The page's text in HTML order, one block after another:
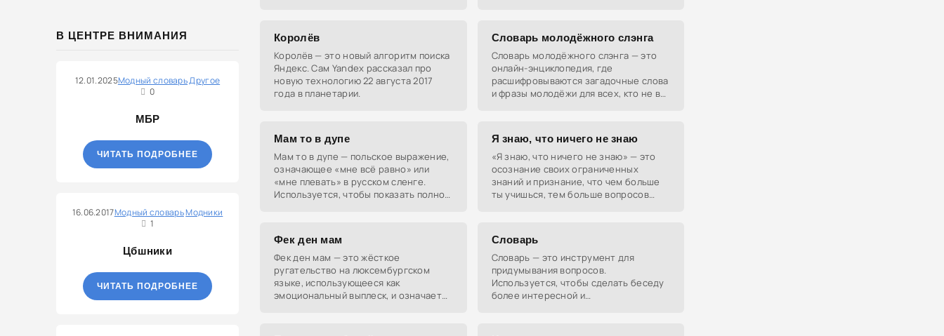
В ЦЕНТРЕ ВНИМАНИЯ
12.01.2025Модный словарьДругое
0
МБР
ЧИТАТЬ ПОДРОБНЕЕ
16.06.2017Модный словарьМодники
1
Цбшники
ЧИТАТЬ ПОДРОБНЕЕ
Королёв
Королёв — это новый алгоритм поиска
Яндекс. Сам Yandex рассказал про
новую технологию 22 августа 2017
года в планетарии.
Словарь молодёжного слэнга
Словарь молодёжного слэнга — это
онлайн-энциклопедия, где
расшифровываются загадочные слова
и фразы молодёжи для всех, кто не в
Мам то в дупе
Мам то в дупе — польское выражение,
означающее «мне всё равно» или
«мне плевать» в русском сленге.
Используется, чтобы показать полное
Я знаю, что ничего не знаю
«Я знаю, что ничего не знаю» — это
осознание своих ограниченных
знаний и признание, что чем больше
ты учишься, тем больше вопросов
Фек ден мам
Фек ден мам — это жёсткое
ругательство на люксембургском
языке, использующееся как
эмоциональный выплеск, и означает
Словарь
Словарь — это инструмент для
придумывания вопросов.
Используется, чтобы сделать беседу
более интересной и